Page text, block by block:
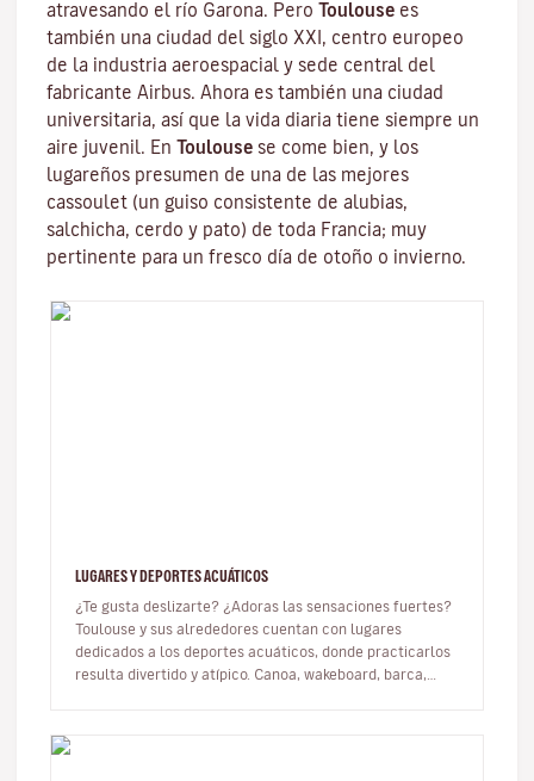
atravesando el río Garona. Pero Toulouse es
también una ciudad del siglo XXI, centro europeo
de la industria aeroespacial y sede central del
fabricante Airbus. Ahora es también una ciudad
universitaria, así que la vida diaria tiene siempre un
aire juvenil. En Toulouse se come bien, y los
lugareños presumen de una de las mejores
cassoulet (un guiso consistente de alubias,
salchicha, cerdo y pato) de toda Francia; muy
pertinente para un fresco día de otoño o invierno.
LUGARES Y DEPORTES ACUÁTICOS
¿Te gusta deslizarte? ¿Adoras las sensaciones fuertes?
Toulouse y sus alrededores cuentan con lugares
dedicados a los deportes acuáticos, donde practicarlos
resulta divertido y atípico. Canoa, wakeboard, barca,